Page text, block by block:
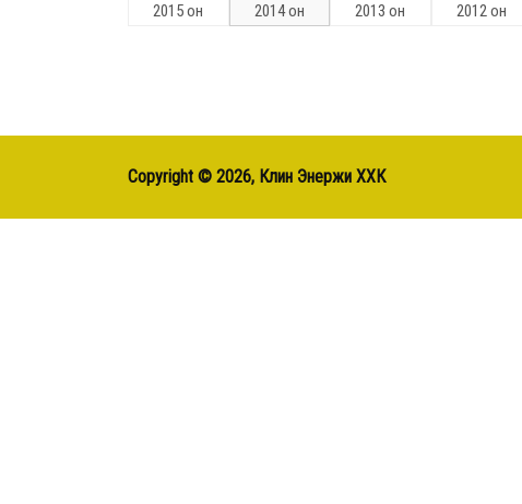
2015 он
2014 он 2013 он 2012 он
Copyright © 2026, Клин Энержи ХХК